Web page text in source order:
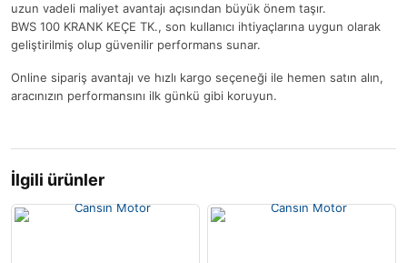
uzun vadeli maliyet avantajı açısından büyük önem taşır.
BWS 100 KRANK KEÇE TK., son kullanıcı ihtiyaçlarına uygun olarak
geliştirilmiş olup güvenilir performans sunar.
Online sipariş avantajı ve hızlı kargo seçeneği ile hemen satın alın,
aracınızın performansını ilk günkü gibi koruyun.
İlgili ürünler